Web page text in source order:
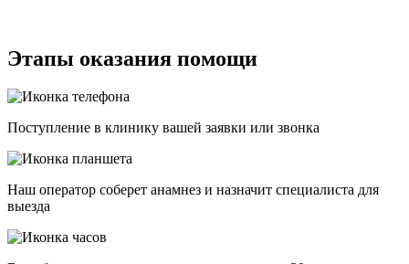
Этапы оказания помощи
Поступление в клинику вашей заявки или звонка
Наш оператор соберет анамнез и назначит специалиста для
выезда